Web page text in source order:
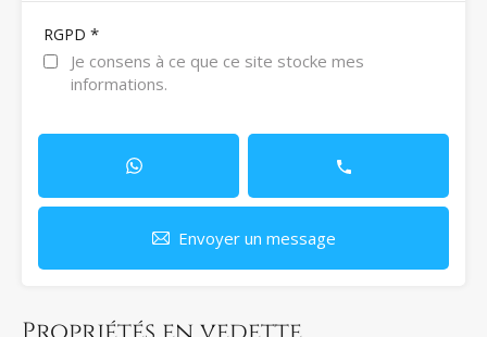
RGPD *
Je consens à ce que ce site stocke mes
informations.
Envoyer un message